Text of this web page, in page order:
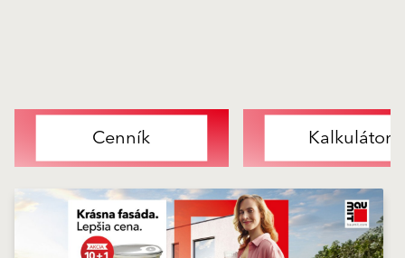
Cenník Kalkulátor